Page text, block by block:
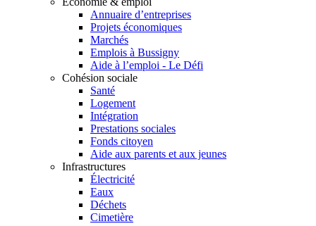
Annuaire d’entreprises
Projets économiques
Marchés
Emplois à Bussigny
Aide à l’emploi - Le Défi
Cohésion sociale
Santé
Logement
Intégration
Prestations sociales
Fonds citoyen
Aide aux parents et aux jeunes
Infrastructures
Électricité
Eaux
Déchets
Cimetière